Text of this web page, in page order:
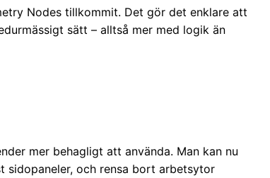
Nodes tillkommit. Det gör det enklare att
sätt – alltså mer med logik än
mer behagligt att använda. Man kan nu
sidopaneler, och rensa bort arbetsytor